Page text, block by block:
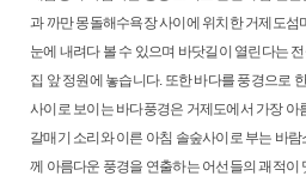
과 까만 몽돌해수욕장 사이에 위치한 거제도
눈에 내려다 볼 수 있으며 바닷길이 열린다는
집 앞 정원에 놓습니다. 또한 바다를 풍경으로
사이로 보이는 바다풍경은 거제도에서 가장 아
갈매기 소리와 이른 아침 솔숲사이로 부는 바
께 아름다운 풍경을 연출하는 어선들의 괘적이